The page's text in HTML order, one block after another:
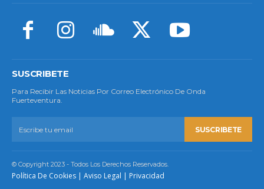
SUSCRIBETE
Para Recibir Las Noticias Por Correo Electrónico De Onda
Fuerteventura.
SUSCRIBETE
© Copyright 2023 - Todos Los Derechos Reservados.
Política De Cookies | Aviso Legal | Privacidad